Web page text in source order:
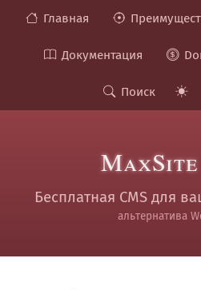
Главная
Документация
Поиск
MaxSite
Бесплатная CMS для
альтернатива